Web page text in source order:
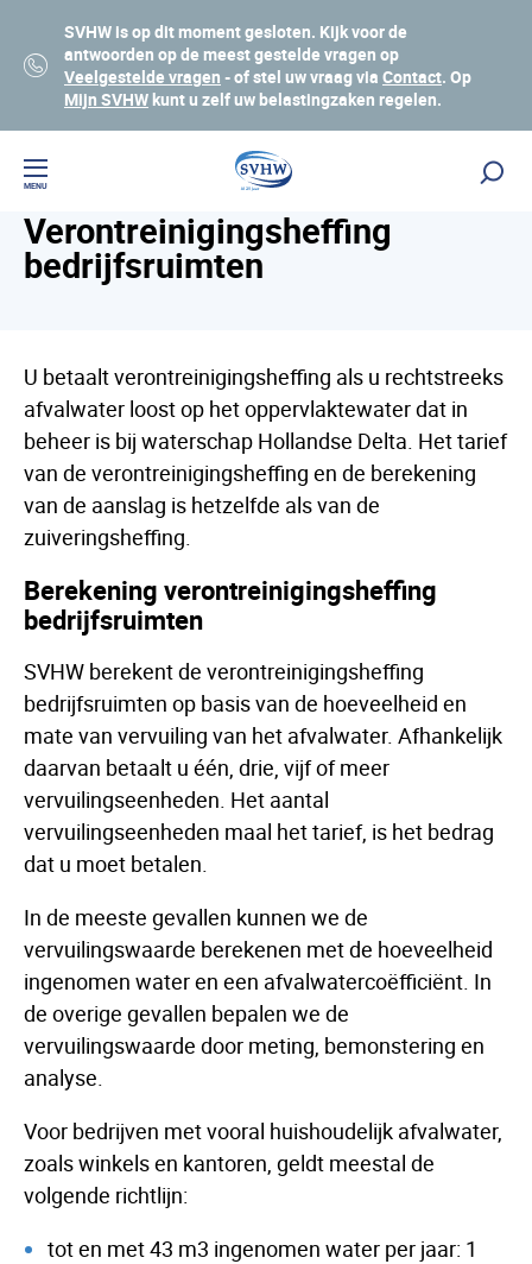
SVHW is op dit moment gesloten. Kijk voor de
antwoorden op de meest gestelde vragen op
Veelgestelde vragen - of stel uw vraag via Contact. Op
Mijn SVHWkunt u zelf uw belastingzaken regelen.
MENU
Verontreinigingsheffing
bedrijfsruimten
U betaalt verontreinigingsheffing als u rechtstreeks
afvalwater loost op het oppervlaktewater dat in
beheer is bij waterschap Hollandse Delta. Het tarief
van de verontreinigingsheffing en de berekening
van de aanslag is hetzelfde als van de
zuiveringsheffing.
Berekening verontreinigingsheffing
bedrijfsruimten
SVHW berekent de verontreinigingsheffing
bedrijfsruimten op basis van de hoeveelheid en
mate van vervuiling van het afvalwater. Afhankelijk
daarvan betaalt u één, drie, vijf of meer
vervuilingseenheden. Het aantal
vervuilingseenheden maal het tarief, is het bedrag
dat u moet betalen.
In de meeste gevallen kunnen we de
vervuilingswaarde berekenen met de hoeveelheid
ingenomen water en een afvalwatercoëfficiënt. In
de overige gevallen bepalen we de
vervuilingswaarde door meting, bemonstering en
analyse.
Voor bedrijven met vooral huishoudelijk afvalwater,
zoals winkels en kantoren, geldt meestal de
volgende richtlijn:
tot en met 43 m3 ingenomen water per jaar: 1